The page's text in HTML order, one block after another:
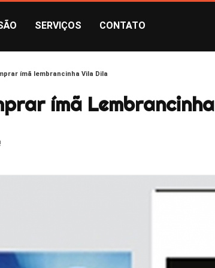
SERVIÇOS CONTATO
ímã lembrancinha Vila Dila
ímã